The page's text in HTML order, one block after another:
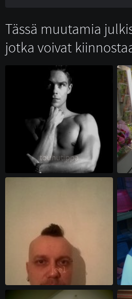
Tässä muutamia
jotka voivat
touhutippa
jee1